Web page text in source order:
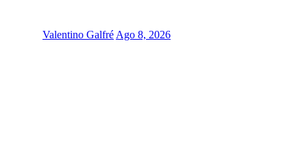
Valentino Galfré Ago 8, 2026